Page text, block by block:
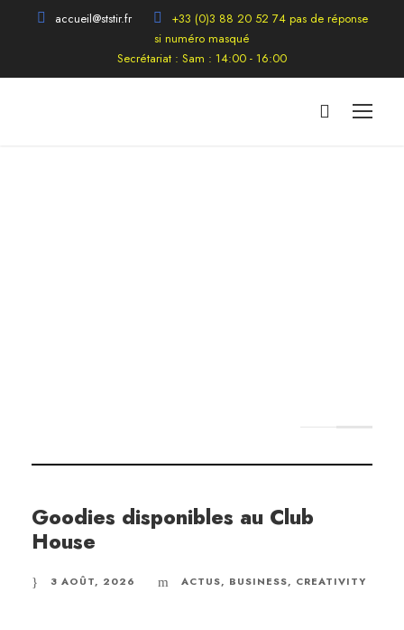
accueil@ststir.fr
+33 (0)3 88 20 52 74 pas de réponse
si numéro masqué
Secrétariat : Sam : 14:00 - 16:00
Goodies disponibles au Club
House
3 AOÛT, 2026 ACTUS, BUSINESS, CREATIVITY